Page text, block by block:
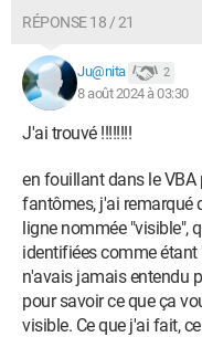
RÉPONSE 18 / 21
Ju@nita 2
8 août 2024 à 03:30
J'ai trouvé !!!!!!!!
en fouillant dans le VBA
fantômes, j'ai remarqué
ligne nommée "visible",
identifiées comme étant
n'avais jamais entendu
pour savoir ce que ça
visible. Ce que j'ai fait,